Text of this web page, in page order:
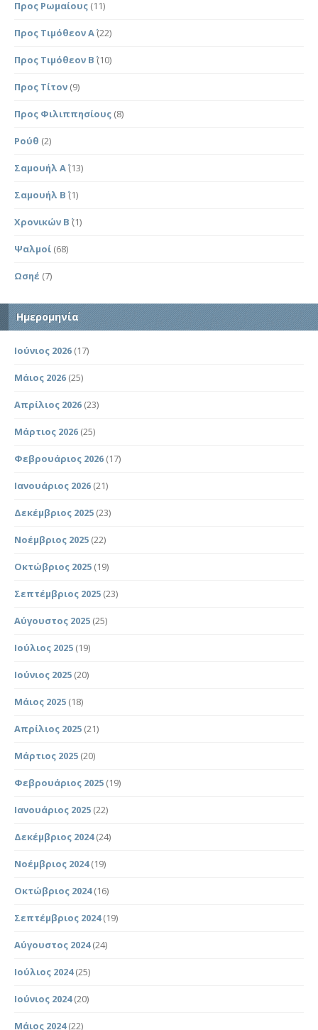
Προς Ρωμαίους (11)
Προς Τιμόθεον Α΄(22)
Προς Τιμόθεον Β΄ (10)
Προς Τίτον (9)
Προς Φιλιππησίους (8)
Ρούθ (2)
Σαμουήλ Α΄(13)
Σαμουήλ Β΄ (1)
Χρονικών Β΄ (1)
Ψαλμοί (68)
Ωσηέ (7)
Ημερομηνία
Ιούνιος 2026 (17)
Μάιος 2026 (25)
Απρίλιος 2026 (23)
Μάρτιος 2026 (25)
Φεβρουάριος 2026 (17)
Ιανουάριος 2026 (21)
Δεκέμβριος 2025 (23)
Νοέμβριος 2025 (22)
Οκτώβριος 2025 (19)
Σεπτέμβριος 2025 (23)
Αύγουστος 2025 (25)
Ιούλιος 2025 (19)
Ιούνιος 2025 (20)
Μάιος 2025 (18)
Απρίλιος 2025 (21)
Μάρτιος 2025 (20)
Φεβρουάριος 2025 (19)
Ιανουάριος 2025 (22)
Δεκέμβριος 2024(24)
Νοέμβριος 2024(19)
Οκτώβριος 2024(16)
Σεπτέμβριος 2024(19)
Αύγουστος 2024(24)
Ιούλιος 2024(25)
Ιούνιος 2024(20)
Μάιος 2024(22)